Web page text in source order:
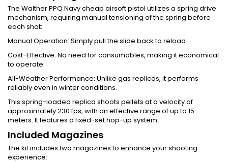
The Walther PPQ Navy cheap airsoft pistol utilizes a spring drive
mechanism, requiring manual tensioning of the spring before
each shot:
Manual Operation: Simply pull the slide back to reload
Cost-Effective: No need for consumables, making it economical
to operate.
All-Weather Performance: Unlike gas replicas, it performs
reliably even in winter conditions.
This spring-loaded replica shoots pellets at a velocity of
approximately 230 fps, with an effective range of up to 15
meters. It features a fixed-set hop-up system.
Included Magazines
The kit includes two magazines to enhance your shooting
experience: